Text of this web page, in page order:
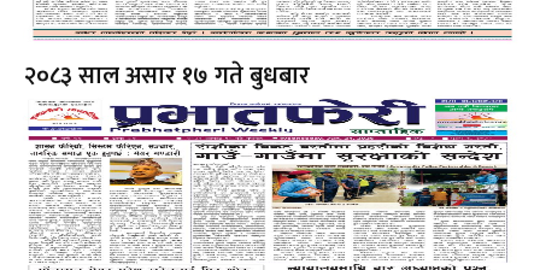
२०८३ साल असार १७ गते बुधबार